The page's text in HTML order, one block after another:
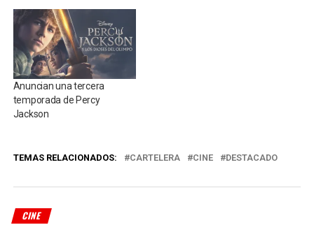
Anuncian una tercera
temporada de Percy
Jackson
TEMAS RELACIONADOS: CARTELERA CINE DESTACADO
CINE